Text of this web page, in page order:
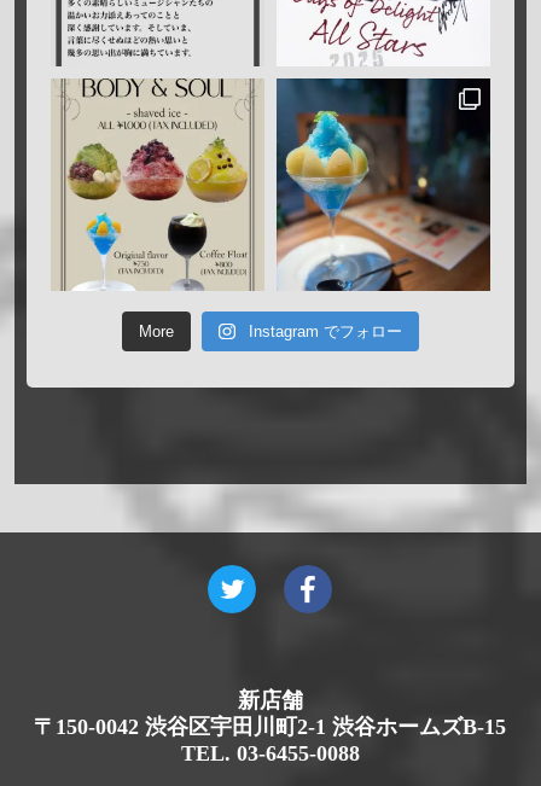
More Instagram でフォロー
新店舗
〒150-0042 渋谷区宇田川町2-1 渋谷ホームズB-15
TEL. 03-6455-0088